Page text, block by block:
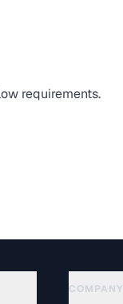
requirements.
COMPANY